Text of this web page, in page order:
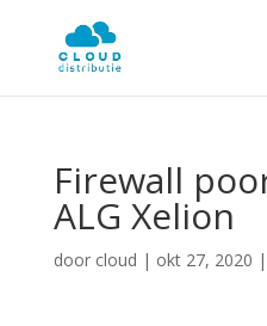
Firewall
ALG Xelion
door cloud | okt 27, 2020